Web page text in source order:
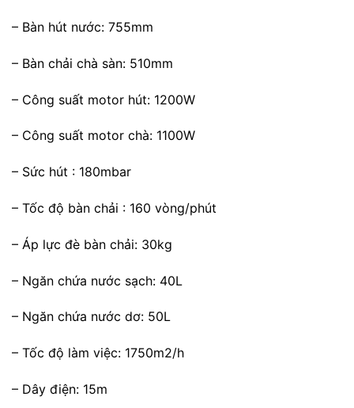
– Bàn hút nước: 755mm
– Bàn chải chà sàn: 510mm
– Công suất motor hút: 1200W
– Công suất motor chà: 1100W
– Sức hút : 180mbar
– Tốc độ bàn chải : 160 vòng/phút
– Áp lực đè bàn chải: 30kg
– Ngăn chứa nước sạch: 40L
– Ngăn chứa nước dơ: 50L
– Tốc độ làm việc: 1750m2/h
– Dây điện: 15m